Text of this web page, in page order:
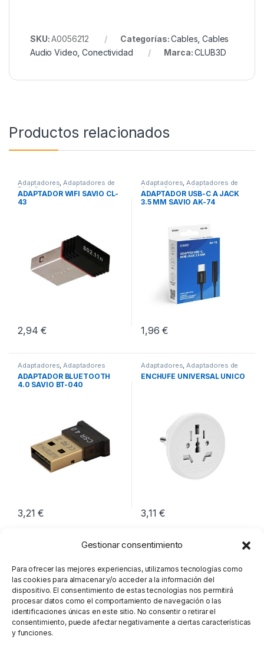
Gestionar consentimiento
Para ofrecer las mejores experiencias, utilizamos tecnologías como
las cookies para almacenar y/o acceder a la información del
dispositivo. El consentimiento de estas tecnologías nos permitirá
procesar datos como el comportamiento de navegación o las
identificaciones únicas en este sitio. No consentir o retirar el
consentimiento, puede afectar negativamente a ciertas características
y funciones.
SKU:A0056212 Categorías:Cables ,Cables
Audio Video ,Conectividad Marca:CLUB3D
Productos relacionados
Adaptadores,Adaptadores de
Red,Conectividad
ADAPTADOR WIFI SAVIO CL-
43
2,94€
Adaptadores,Adaptadores de
Audio,Conectividad
ADAPTADOR USB-C A JACK
3.5 MM SAVIO AK-74
1,96€
Adaptadores,Adaptadores
Bluetooth, Conectividad
ADAPTADOR BLUETOOTH
4.0 SAVIO BT-040
3,21€
Adaptadores,Adaptadores de
Corriente,Conectividad
ENCHUFE UNIVERSAL UNICO
3,11€